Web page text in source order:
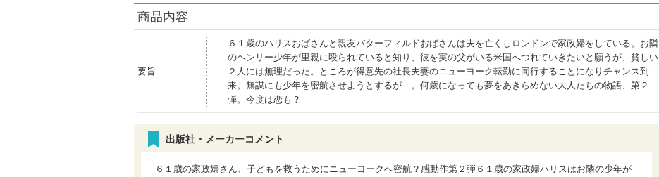
商品内容
要旨
６１歳のハリスおばさんと親友バターフィルドおばさんは夫を亡くしロンドンで家政婦をしている。お隣
のヘンリー少年が里親に殴られていると知り、彼を実の父がいる米国へつれていきたいと願うが、貧しい
２人には無理だった。ところが得意先の社長夫妻のニューヨーク転勤に同行することになりチャンス到
来。無謀にも少年を密航させようとするが…。何歳になっても夢をあきらめない大人たちの物語、第２
弾。今度は恋も？
出版社・メーカーコメント
６１歳の家政婦さん、子どもを救うためにニューヨークへ密航？感動作第２弾６１歳の家政婦ハリスはお隣の少年が